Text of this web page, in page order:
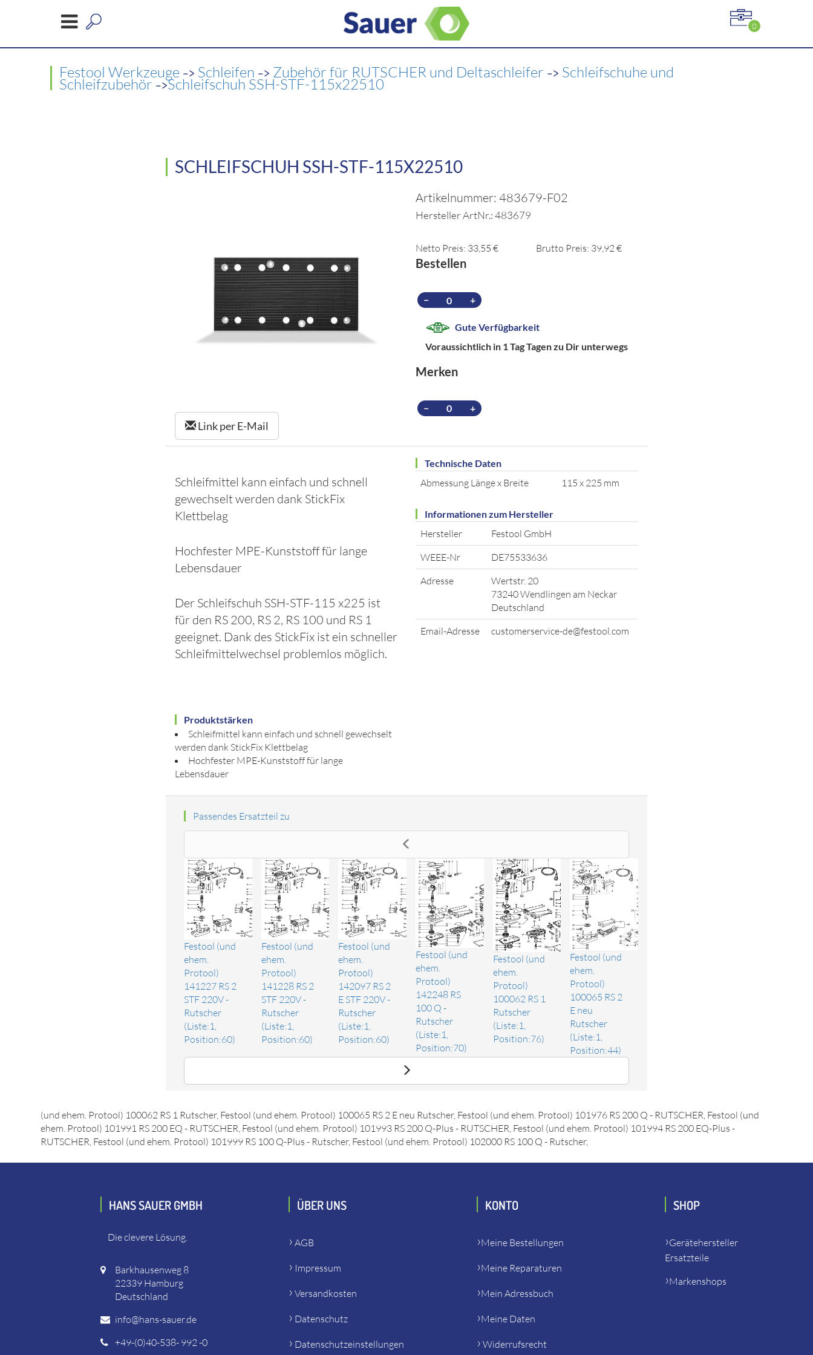
0
Festool Werkzeuge -> Schleifen -> Zubehör für RUTSCHER und Deltaschleifer -> Schleifschuhe und
Schleifzubehör ->Schleifschuh SSH-STF-115x22510
SCHLEIFSCHUH SSH-STF-115X22510
Link per E-Mail
Artikelnummer: 483679-F02
Hersteller ArtNr.: 483679
Netto Preis: 33,55 € Brutto Preis: 39,92 €
Bestellen
− +
Gute Verfügbarkeit
Voraussichtlich in 1 Tag Tagen zu Dir unterwegs
Merken
− +
Schleifmittel kann einfach und schnell
gewechselt werden dank StickFix
Klettbelag
Hochfester MPE-Kunststoff für lange
Lebensdauer
Der Schleifschuh SSH-STF-115 x225 ist
für den RS 200, RS 2, RS 100 und RS 1
geeignet. Dank des StickFix ist ein schneller
Schleifmittelwechsel problemlos möglich.
Produktstärken
Schleifmittel kann einfach und schnell gewechselt
werden dank StickFix Klettbelag
Hochfester MPE-Kunststoff für lange
Lebensdauer
Technische Daten
Abmessung Länge x Breite 115 x 225 mm
Informationen zum Hersteller
Hersteller
Festool GmbH
WEEE-Nr
DE75533636
Adresse
Wertstr. 20
73240 Wendlingen am Neckar
Deutschland
Email-Adresse
customerservice-de@festool.com
Passendes Ersatzteil zu
Festool (und
ehem.
Protool)
141227 RS 2
STF 220V -
Rutscher
(Liste:1,
Position:60)
Festool (und
ehem.
Protool)
141228 RS 2
STF 220V -
Rutscher
(Liste:1,
Position:60)
Festool (und
ehem.
Protool)
142097 RS 2
E STF 220V -
Rutscher
(Liste:1,
Position:60)
Festool (und
ehem.
Protool)
142248 RS
100 Q -
Rutscher
(Liste:1,
Position:70)
Festool (und
ehem.
Protool)
100062 RS 1
Rutscher
(Liste:1,
Position:76)
Festool (und
ehem.
Protool)
100065 RS 2
E neu
Rutscher
(Liste:1,
Position:44)
Das Ersatzteil "Schleifschuh SSH-STF-115x22510" online bestellen. Es passt unter anderem zu: Festool (und ehem. Protool) 141227 RS 2 STF 220V - Rutscher, Festool (und ehem.
(und ehem. Protool) 100062 RS 1 Rutscher, Festool (und ehem. Protool) 100065 RS 2 E neu Rutscher, Festool (und ehem. Protool) 101976 RS 200 Q - RUTSCHER, Festool (und
ehem. Protool) 101991 RS 200 EQ - RUTSCHER, Festool (und ehem. Protool) 101993 RS 200 Q-Plus - RUTSCHER, Festool (und ehem. Protool) 101994 RS 200 EQ-Plus -
RUTSCHER, Festool (und ehem. Protool) 101999 RS 100 Q-Plus - Rutscher, Festool (und ehem. Protool) 102000 RS 100 Q - Rutscher,
HANS SAUER GMBH
Die clevere Lösung.
Barkhausenweg 8
22339 Hamburg
Deutschland
info@hans-sauer.de
+49-(0)40-538- 992 -0
ÜBER UNS
AGB
Impressum
Versandkosten
Datenschutz
Datenschutzeinstellungen
KONTO
Meine Bestellungen
Meine Reparaturen
Mein Adressbuch
Meine Daten
Widerrufsrecht
SHOP
Gerätehersteller
Ersatzteile
Markenshops